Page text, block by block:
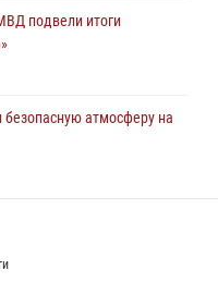
подвели итоги
атмосферу на
мероприятиях: от